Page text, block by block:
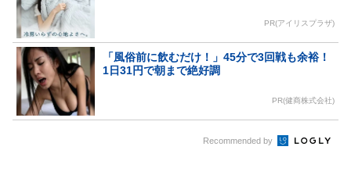
PR(アイリスプラザ)
「風俗前に飲むだけ！」45分で3回戦も余裕！
1日31円で朝まで絶好調
PR(健商株式会社)
Recommended by